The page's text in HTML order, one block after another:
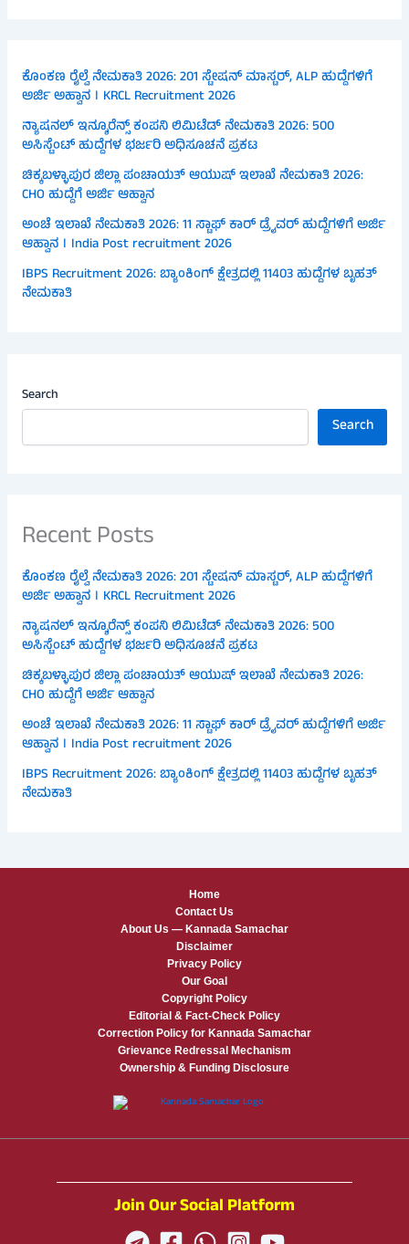
ಕೊಂಕಣ ರೈಲ್ವೆ ನೇಮಕಾತಿ 2026: 201 ಸ್ಟೇಷನ್ ಮಾಸ್ಟರ್, ALP ಹುದ್ದೆಗಳಿಗೆ
ಅರ್ಜಿ ಅಹ್ವಾನ । KRCL Recruitment 2026
ನ್ಯಾಷನಲ್ ಇನ್ಶೂರೆನ್ಸ್ ಕಂಪನಿ ಲಿಮಿಟೆಡ್ ನೇಮಕಾತಿ 2026: 500
ಅಸಿಸ್ಟೆಂಟ್ ಹುದ್ದೆಗಳ ಭರ್ಜರಿ ಅಧಿಸೂಚನೆ ಪ್ರಕಟ
ಚಿಕ್ಕಬಳ್ಳಾಪುರ ಜಿಲ್ಲಾ ಪಂಚಾಯತ್ ಆಯುಷ್ ಇಲಾಖೆ ನೇಮಕಾತಿ 2026:
CHO ಹುದ್ದೆಗೆ ಅರ್ಜಿ ಆಹ್ವಾನ
ಅಂಚೆ ಇಲಾಖೆ ನೇಮಕಾತಿ 2026: 11 ಸ್ಟಾಫ್ ಕಾರ್ ಡ್ರೈವರ್ ಹುದ್ದೆಗಳಿಗೆ ಅರ್ಜಿ
ಆಹ್ವಾನ । India Post recruitment 2026
IBPS Recruitment 2026: ಬ್ಯಾಂಕಿಂಗ್ ಕ್ಷೇತ್ರದಲ್ಲಿ 11403 ಹುದ್ದೆಗಳ ಬೃಹತ್
ನೇಮಕಾತಿ
Search
Search
Recent Posts
ಕೊಂಕಣ ರೈಲ್ವೆ ನೇಮಕಾತಿ 2026: 201 ಸ್ಟೇಷನ್ ಮಾಸ್ಟರ್, ALP ಹುದ್ದೆಗಳಿಗೆ
ಅರ್ಜಿ ಅಹ್ವಾನ । KRCL Recruitment 2026
ನ್ಯಾಷನಲ್ ಇನ್ಶೂರೆನ್ಸ್ ಕಂಪನಿ ಲಿಮಿಟೆಡ್ ನೇಮಕಾತಿ 2026: 500
ಅಸಿಸ್ಟೆಂಟ್ ಹುದ್ದೆಗಳ ಭರ್ಜರಿ ಅಧಿಸೂಚನೆ ಪ್ರಕಟ
ಚಿಕ್ಕಬಳ್ಳಾಪುರ ಜಿಲ್ಲಾ ಪಂಚಾಯತ್ ಆಯುಷ್ ಇಲಾಖೆ ನೇಮಕಾತಿ 2026:
CHO ಹುದ್ದೆಗೆ ಅರ್ಜಿ ಆಹ್ವಾನ
ಅಂಚೆ ಇಲಾಖೆ ನೇಮಕಾತಿ 2026: 11 ಸ್ಟಾಫ್ ಕಾರ್ ಡ್ರೈವರ್ ಹುದ್ದೆಗಳಿಗೆ ಅರ್ಜಿ
ಆಹ್ವಾನ । India Post recruitment 2026
IBPS Recruitment 2026: ಬ್ಯಾಂಕಿಂಗ್ ಕ್ಷೇತ್ರದಲ್ಲಿ 11403 ಹುದ್ದೆಗಳ ಬೃಹತ್
ನೇಮಕಾತಿ
Home
Contact Us
About Us — Kannada Samachar
Disclaimer
Privacy Policy
Our Goal
Copyright Policy
Editorial & Fact-Check Policy
Correction Policy for Kannada Samachar
Grievance Redressal Mechanism
Ownership & Funding Disclosure
Join Our Social Platform